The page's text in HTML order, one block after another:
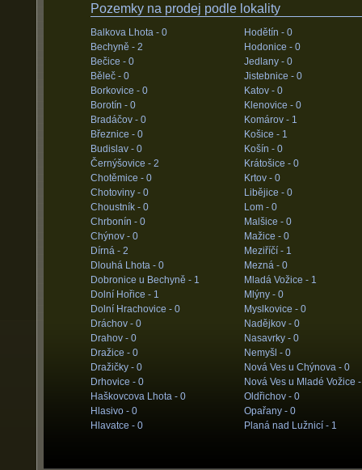
Pozemky na prodej podle lokality
Balkova Lhota - 0
Bechyně - 2
Bečice - 0
Běleč - 0
Borkovice - 0
Borotín - 0
Bradáčov - 0
Březnice - 0
Budislav - 0
Černýšovice - 2
Chotěmice - 0
Chotoviny - 0
Choustník - 0
Chrbonín - 0
Chýnov - 0
Dírná - 2
Dlouhá Lhota - 0
Dobronice u Bechyně - 1
Dolní Hořice - 1
Dolní Hrachovice - 0
Dráchov - 0
Drahov - 0
Dražice - 0
Dražičky - 0
Drhovice - 0
Haškovcova Lhota - 0
Hlasivo - 0
Hlavatce - 0
Hodětín - 0
Hodonice - 0
Jedlany - 0
Jistebnice - 0
Katov - 0
Klenovice - 0
Komárov - 1
Košice - 1
Košín - 0
Krátošice - 0
Krtov - 0
Libějice - 0
Lom - 0
Malšice - 0
Mažice - 0
Meziříčí - 1
Mezná - 0
Mladá Vožice - 1
Mlýny - 0
Myslkovice - 0
Nadějkov - 0
Nasavrky - 0
Nemyšl - 0
Nová Ves u Chýnova - 0
Nová Ves u Mladé Vožice
Oldřichov - 0
Opařany - 0
Planá nad Lužnicí - 1